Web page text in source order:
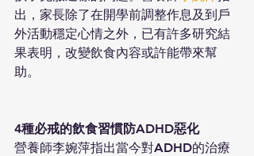
出，家長除了在開學前調整作息及到戶
外活動穩定心情之外，已有許多研究結
果表明，改變飲食內容或許能帶來幫
助。
4種必戒的飲食習慣防ADHD惡化
營養師李婉萍指出當今對ADHD的治療